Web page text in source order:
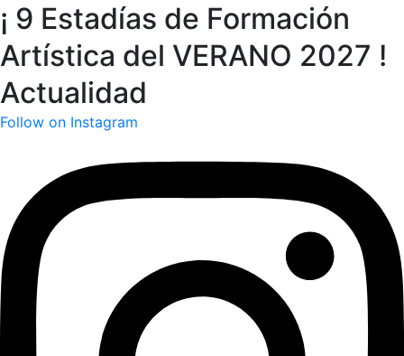
¡ 9 Estadías de Formación
Artística del VERANO 2027 !
Actualidad
Follow on Instagram